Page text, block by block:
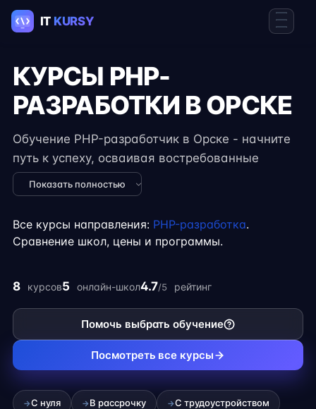
КУРСЫ PHP-
РАЗРАБОТКИ В ОРСКЕ
Обучение PHP-разработчик в Орске - начните
путь к успеху, осваивая востребованные
навыки в IT. Курсы подходят для новичков и
специалистов с опытом, включают
консультации экспертов. Гибкий формат
фрилансе.
Показать полностью
Все курсы направления: PHP-разработка.
Сравнение школ, цены и программы.
8 курсов5 онлайн-школ4.7/5 рейтинг
Помочь выбрать обучение
Посмотреть все курсы
→С нуля →В рассрочку →С трудоустройством